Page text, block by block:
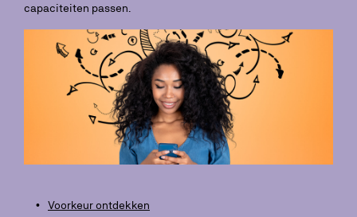
capaciteiten passen.
Voorkeur ontdekken